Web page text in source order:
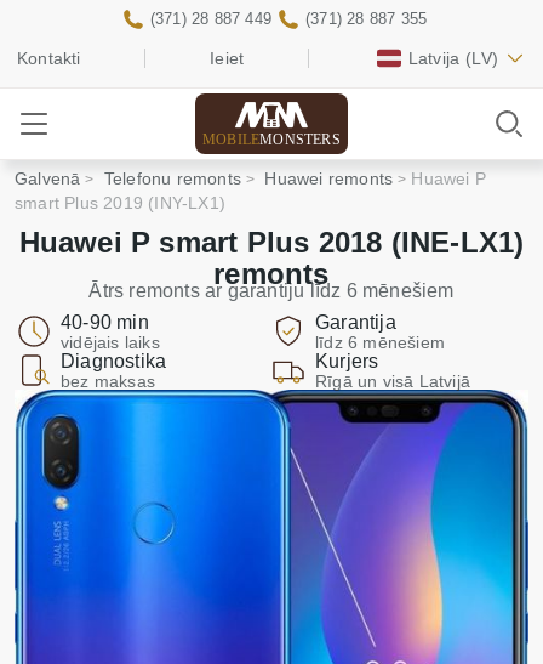
Kontakti Ieiet Latvija (LV)
(371) 28 887 449 (371) 28 887 355
MOBILEMONSTERS
Galvenā Telefonu remonts Huawei remonts
Huawei P
smart Plus 2019 (INY-LX1)
Huawei P smart Plus 2018 (INE-LX1)
remonts
Ātrs remonts ar garantiju līdz 6 mēnešiem
40-90 min
vidējais laiks
Garantija
līdz 6 mēnešiem
Diagnostika
bez maksas
Kurjers
Rīgā un visā Latvijā